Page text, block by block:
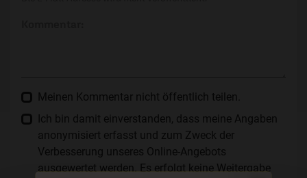
Meinen Kommentar nicht öffentlich teilen.
Ich bin damit einverstanden, dass meine Angaben
anonymisiert erfasst und zum Zweck der
Verbesserung unseres Online-Angebots
ausgewertet werden. Es erfolgt keine Weitergabe